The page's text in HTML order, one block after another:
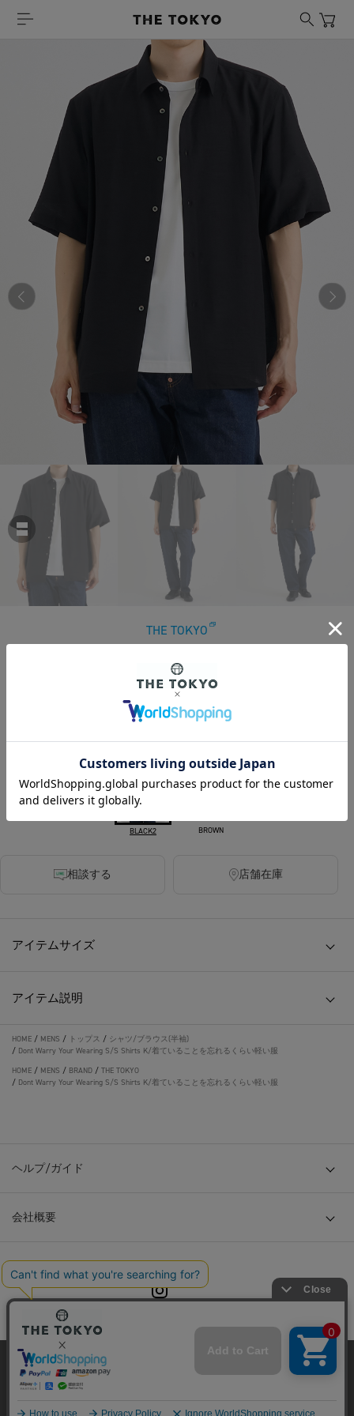
THE TOKYO
￥29,700税込
270ポイント付与
COLOR :
BLACK2 BROWN
相談する 店舗在庫
アイテムサイズ
アイテム説明
HOME / MENS / トップス / シャツ/ブラウス(半袖)
/ Dont Warry Your Wearing S/S Shirts K/着ていることを忘れるくらい軽い服
HOME / MENS / BRAND / THE TOKYO
/ Dont Warry Your Wearing S/S Shirts K/着ていることを忘れるくらい軽い服
ヘルプ/ガイド
会社概要
© TOKYO BASE CO., LTD
当サイトはクッキー(cookie)を使用します。クッキーはサイト内
の一部の機能および、サイトの使用状況の分析からマーケティ
ング活動に利用することを目的としています。
プライバシーポリシーはこちら